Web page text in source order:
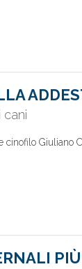
cani
cinofilo Giuliano